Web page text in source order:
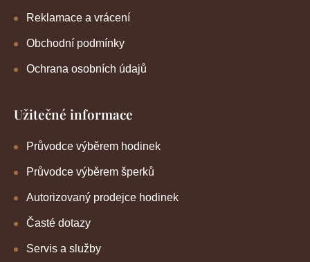
Reklamace a vrácení
Obchodní podmínky
Ochrana osobních údajů
Užitečné informace
Průvodce výběrem hodinek
Průvodce výběrem šperků
Autorizovaný prodejce hodinek
Časté dotazy
Servis a služby